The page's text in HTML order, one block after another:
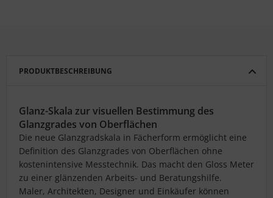
PRODUKTBESCHREIBUNG
Glanz-Skala zur visuellen Bestimmung des
Glanzgrades von Oberflächen
Die neue Glanzgradskala in Fächerform ermöglicht eine
Definition des Glanzgrades von Oberflächen ohne
kostenintensive Messtechnik. Das macht den Gloss Meter
zu einer glänzenden Arbeits- und Beratungshilfe.
Maler, Architekten, Designer und Einkäufer können